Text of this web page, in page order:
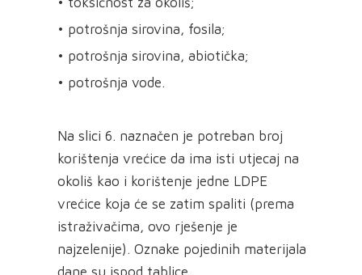
• potrošnja sirovina, fosila;
• potrošnja sirovina, abiotička;
• potrošnja vode.
Na slici 6. naznačen je potreban broj
korištenja vrećice da ima isti utjecaj na
okoliš kao i korištenje jedne LDPE
vrećice koja će se zatim spaliti (prema
istraživačima, ovo rješenje je
najzelenije). Oznake pojedinih materijala
dane su ispod tablice.